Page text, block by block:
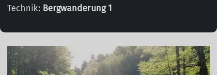
Technik: Bergwanderung 1